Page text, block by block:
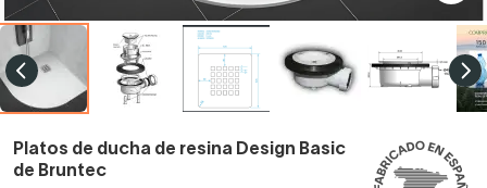
Platos de ducha de resina Design Basic
de Bruntec